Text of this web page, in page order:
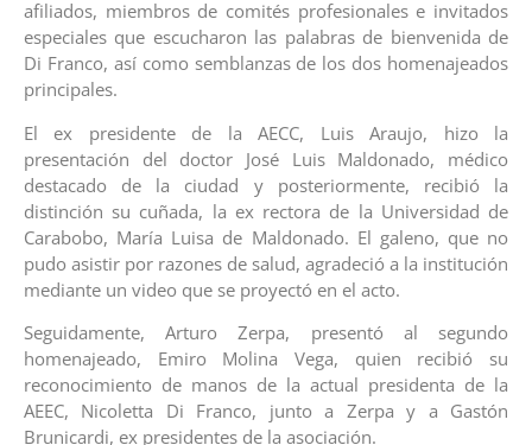
afiliados, miembros de comités profesionales e invitados
especiales que escucharon las palabras de bienvenida de
Di Franco, así como semblanzas de los dos homenajeados
principales.
El ex presidente de la AECC, Luis Araujo, hizo la
presentación del doctor José Luis Maldonado, médico
destacado de la ciudad y posteriormente, recibió la
distinción su cuñada, la ex rectora de la Universidad de
Carabobo, María Luisa de Maldonado. El galeno, que no
pudo asistir por razones de salud, agradeció a la institución
mediante un video que se proyectó en el acto.
Seguidamente, Arturo Zerpa, presentó al segundo
homenajeado, Emiro Molina Vega, quien recibió su
reconocimiento de manos de la actual presidenta de la
AEEC, Nicoletta Di Franco, junto a Zerpa y a Gastón
Brunicardi, ex presidentes de la asociación.